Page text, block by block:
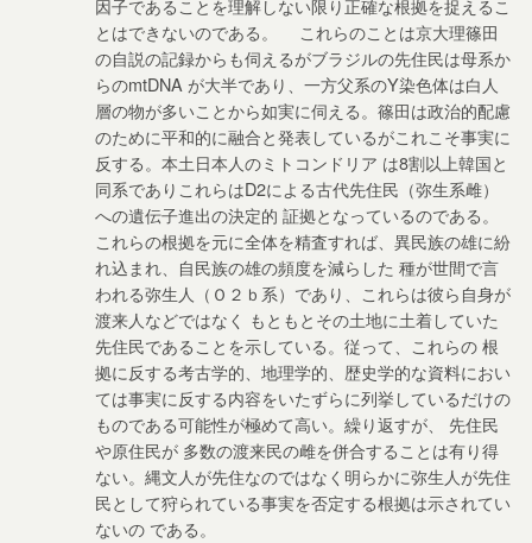
因子であることを理解しない限り正確な根拠を捉えるこ
とはできないのである。 これらのことは京大理篠田
の自説の記録からも伺えるがブラジルの先住民は母系か
らのmtDNA が大半であり、一方父系のY染色体は白人
層の物が多いことから如実に伺える。篠田は政治的配慮
のために平和的に融合と発表しているがこれこそ事実に
反する。本土日本人のミトコンドリア は8割以上韓国と
同系でありこれらはD2による古代先住民（弥生系雌）
への遺伝子進出の決定的 証拠となっているのである。
これらの根拠を元に全体を精査すれば、異民族の雄に紛
れ込まれ、自民族の雄の頻度を減らした 種が世間で言
われる弥生人（Ｏ２ｂ系）であり、これらは彼ら自身が
渡来人などではなく もともとその土地に土着していた
先住民であることを示している。従って、これらの 根
拠に反する考古学的、地理学的、歴史学的な資料におい
ては事実に反する内容をいたずらに列挙しているだけの
ものである可能性が極めて高い。繰り返すが、 先住民
や原住民が 多数の渡来民の雌を併合することは有り得
ない。縄文人が先住なのではなく明らかに弥生人が先住
民として狩られている事実を否定する根拠は示されてい
ないの である。